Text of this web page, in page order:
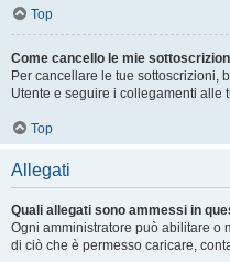
Top
Come cancello le mie
Per cancellare le tue sottoscrizioni,
Utente e seguire i collegamenti alle
Top
Allegati
Quali allegati sono ammessi in
Ogni amministratore può abilitare o
di ciò che è permesso caricare,